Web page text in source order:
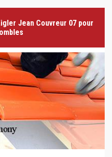
Jean Couvreur 07 pour